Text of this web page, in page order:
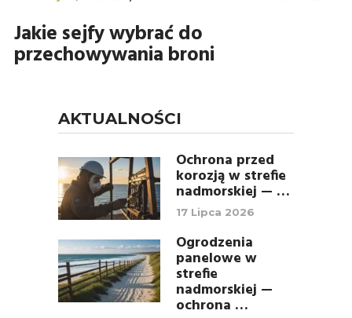
Jakie sejfy wybrać do
przechowywania broni
AKTUALNOŚCI
Ochrona przed
korozją w strefie
nadmorskiej — …
17 Lipca 2026
Ogrodzenia
panelowe w
strefie
nadmorskiej —
ochrona …